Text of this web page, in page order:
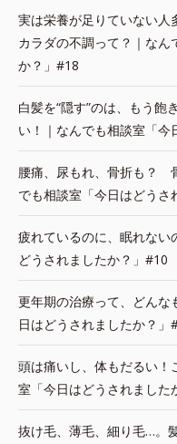
実は栄養が足りていない人
カラダの不調って？｜な
か？」#18
白髪を“隠す”のは、もう飽
い！｜なんでも相談室「
腰痛、尿もれ、骨折も？
でも相談室「今日はどうさ
疲れているのに、眠れない
どうされましたか？」#10
更年期の治療って、どんな
日はどうされましたか？」
頭は痛いし、体もだるい！
室「今日はどうされました
抜け毛、薄毛、細り毛…。